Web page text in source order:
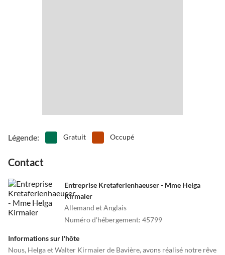
Légende: Gratuit Occupé
Contact
Entreprise Kretaferienhaeuser - Mme Helga
Kirmaier
Allemand et Anglais
Numéro d'hébergement: 45799
Informations sur l'hôte
Nous, Helga et Walter Kirmaier de Bavière, avons réalisé notre rêve